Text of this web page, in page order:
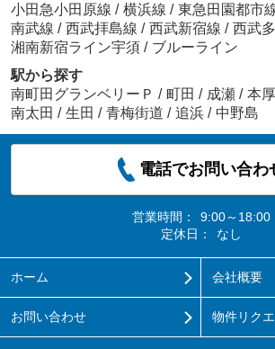
小田急小田原線 / 横浜線 / 東急田園都市
南武線 / 西武拝島線 / 西武新宿線 / 西武
湘南新宿ライン宇須 / ブルーライン
駅から探す
南町田グランベリーＰ / 町田 / 成瀬 / 本
南太田 / 生田 / 青梅街道 / 追浜 / 中野島
電話でお問い合わ
営業時間：
9:00～18:00
定休日：
なし
ホーム 会社概要
お問い合わせ 物件リク